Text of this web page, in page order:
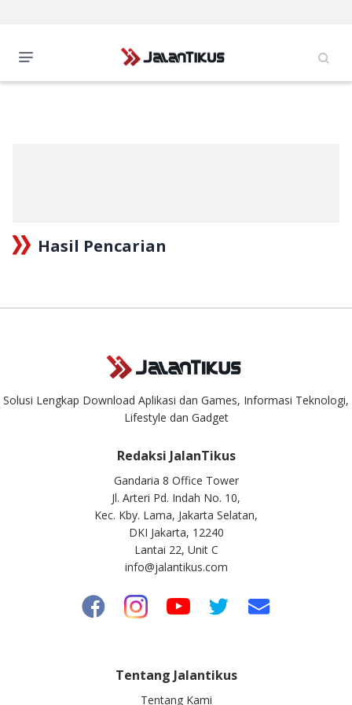
Hasil Pencarian
Solusi Lengkap Download Aplikasi dan Games, Informasi Teknologi,
Lifestyle dan Gadget
Redaksi JalanTikus
Gandaria 8 Office Tower
Jl. Arteri Pd. Indah No. 10,
Kec. Kby. Lama, Jakarta Selatan,
DKI Jakarta, 12240
Lantai 22, Unit C
info@jalantikus.com
Tentang Jalantikus
Tentang Kami